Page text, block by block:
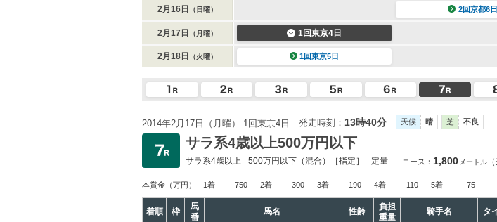
2月16日 （日曜） 2回京都6日
2月17日 （月曜） 1回東京4日
2月18日 （火曜） 1回東京5日
2014年2月17日（月曜） 1回東京4日 発走時刻： 13時40分 天候 晴 芝 不良
サラ系4歳以上500万円以下
サラ系4歳以上 500万円以下 （混合）［指定］ 定量 コース： 1,800 メートル
本賞金 （万円） 1着 750 2着 300 3着 190 4着 110 5着 75
着順 枠
馬
番
馬名 性齢
負担
重量
騎手名 タ